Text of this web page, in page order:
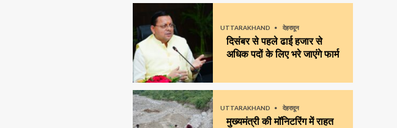
UTTARAKHAND देहरादून
दिसंबर से पहले ढाई हजार से
अधिक पदों के लिए भरे जाएंगे फार्म
UTTARAKHAND देहरादून
मुख्यमंत्री की मॉनिटरिंग में राहत